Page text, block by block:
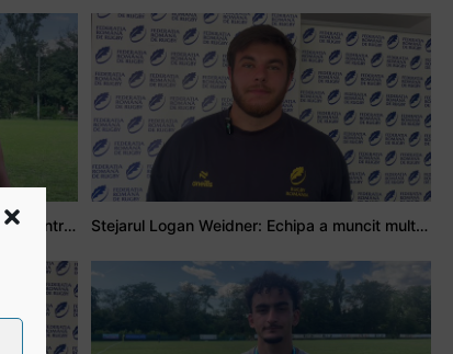
Adrian Țală: Visul meu este să debutez pentru România Stejarul Logan Weidner: Echipa a muncit mult, iar asta se va vedea în meciurile de la Nations Cup